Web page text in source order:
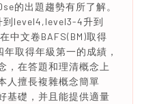
的出題趨勢有所了解。
到level4,level3-4升到
中文卷BAFS(BM)取得
取得年級第一的成績，
，在答題和理清概念上
人擅長複雜概念簡單
基礎，并且能提供適量